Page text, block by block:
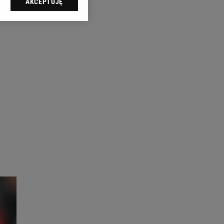
sp. z o.o., jej
swoje preferencje
celów identyfikacji.
reklam i treści,